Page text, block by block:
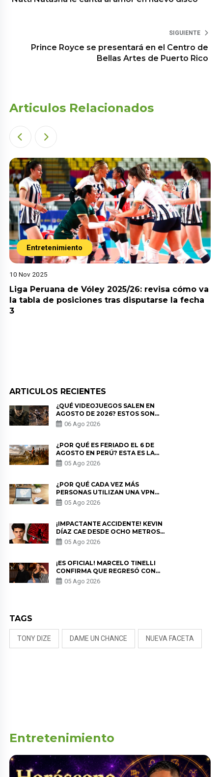
SIGUIENTE
Prince Royce se presentará en el Centro de
Bellas Artes de Puerto Rico
Articulos Relacionados
Entretenimiento
10 Nov 2025
Liga Peruana de Vóley 2025/26: revisa cómo va
la tabla de posiciones tras disputarse la fecha
3
ARTICULOS RECIENTES
¿QUÉ VIDEOJUEGOS SALEN EN
AGOSTO DE 2026? ESTOS SON
LOS ESTRENOS MÁS ESPERADOS
06 Ago 2026
¿POR QUÉ ES FERIADO EL 6 DE
AGOSTO EN PERÚ? ESTA ES LA
HISTORIA
05 Ago 2026
¿POR QUÉ CADA VEZ MÁS
PERSONAS UTILIZAN UNA VPN
PARA PROTEGER SU
PRIVACIDAD?
05 Ago 2026
¡IMPACTANTE ACCIDENTE! KEVIN
DÍAZ CAE DESDE OCHO METROS
EN “ESTO ES GUERRA” Y GENERA
PREOCUPACIÓN
05 Ago 2026
¡ES OFICIAL! MARCELO TINELLI
CONFIRMA QUE REGRESÓ CON
MILETT FIGUEROA: “EL AMOR
PUDO MÁS”
05 Ago 2026
TAGS
TONY DIZE DAME UN CHANCE NUEVA FACETA
Entretenimiento